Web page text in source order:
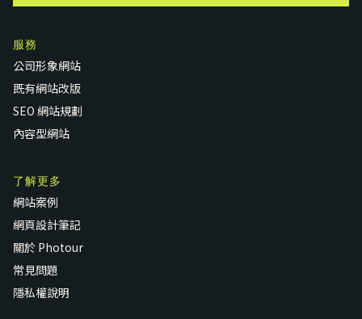
服務
公司形象網站
既有網站改版
SEO 網站規劃
內容型網站
了解更多
網站案例
網頁設計筆記
關於 Photour
常見問題
隱私權說明